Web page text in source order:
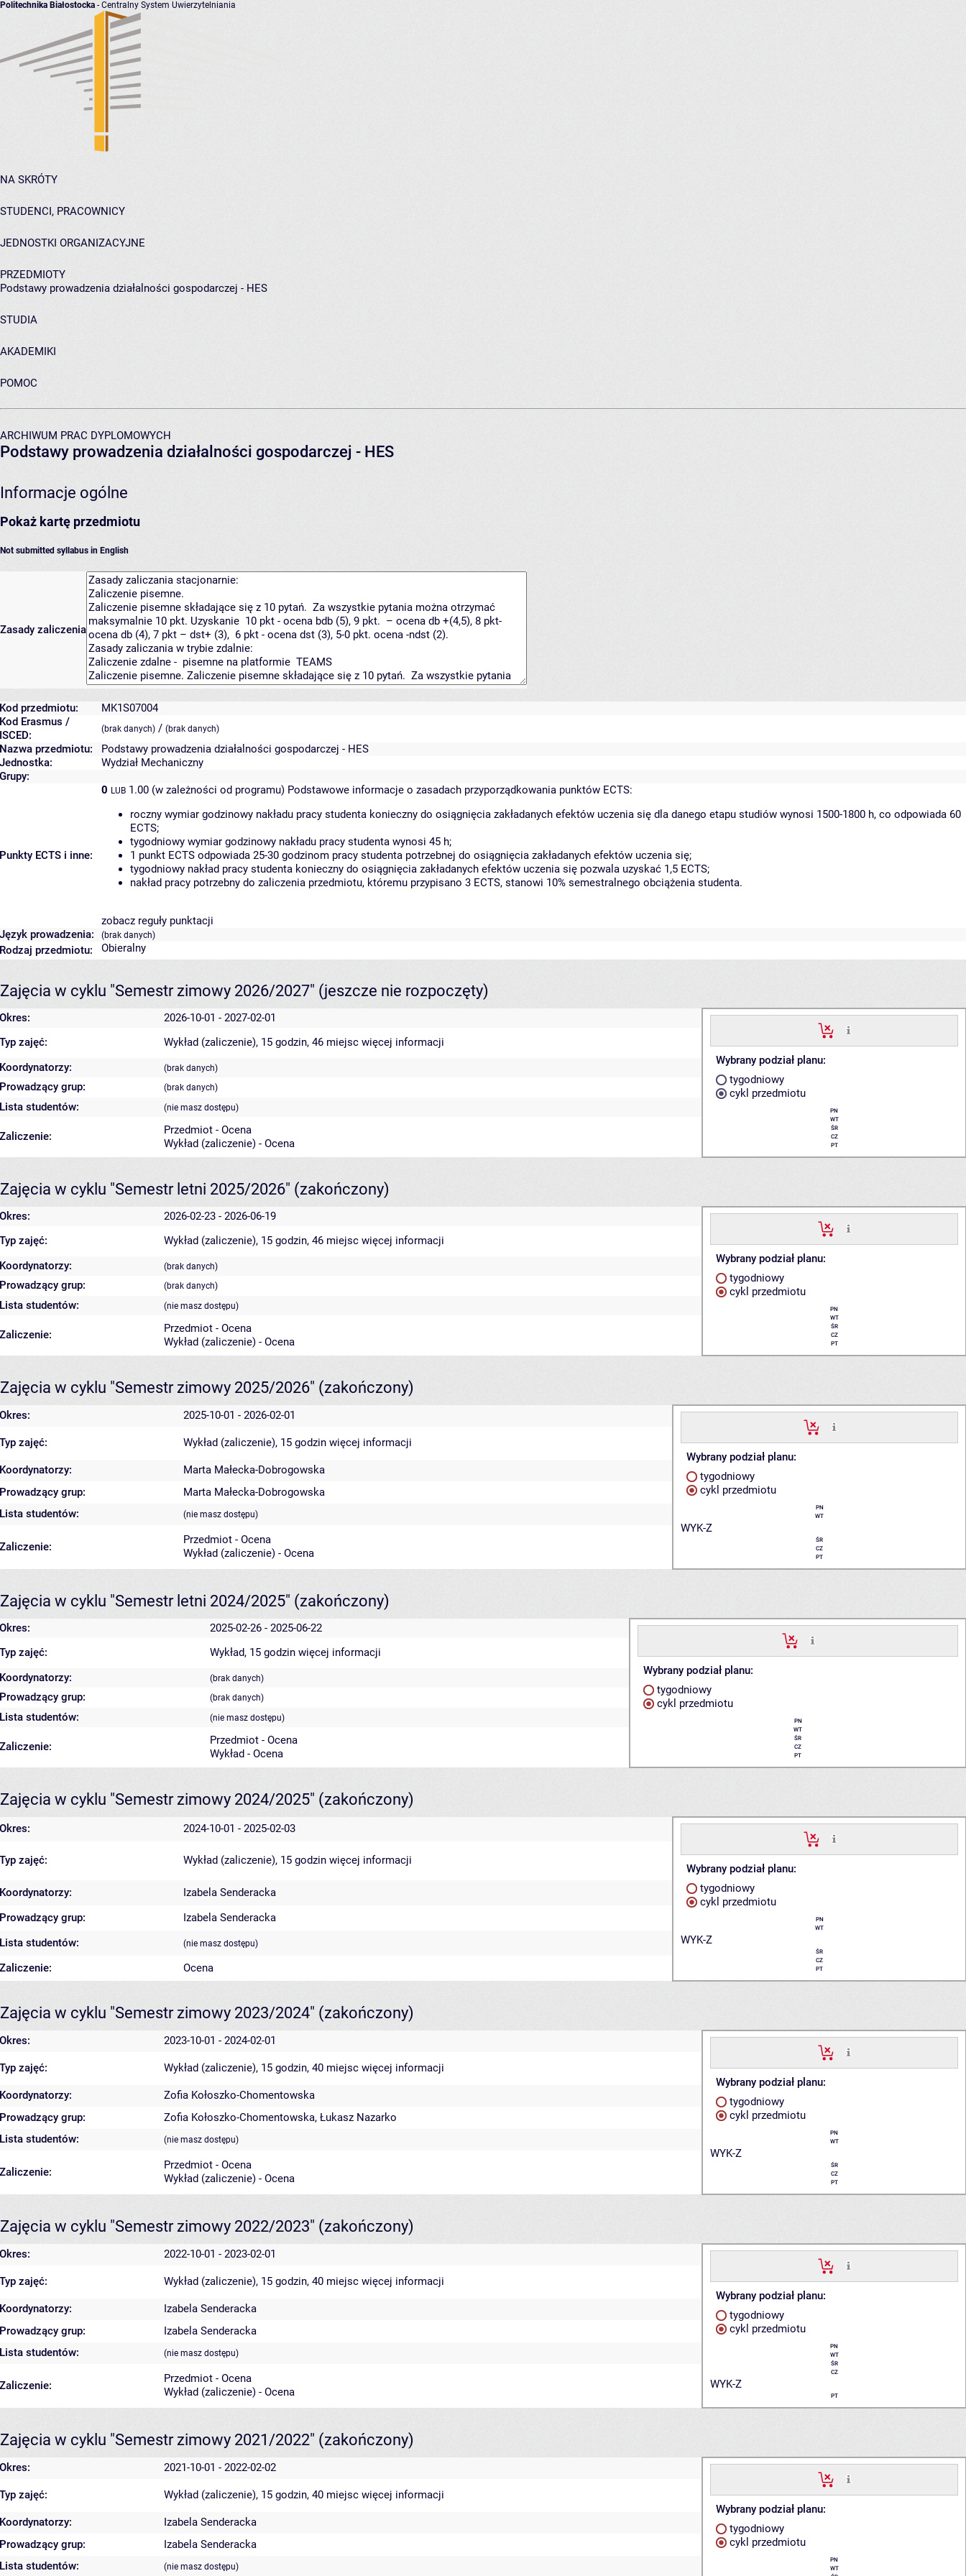
Politechnika Białostocka - Centralny System Uwierzytelniania
NA SKRÓTY
STUDENCI, PRACOWNICY
JEDNOSTKI ORGANIZACYJNE
PRZEDMIOTY
Podstawy prowadzenia działalności gospodarczej - HES
STUDIA
AKADEMIKI
POMOC
ARCHIWUM PRAC DYPLOMOWYCH
Podstawy prowadzenia działalności gospodarczej - HES
Informacje ogólne
Pokaż kartę przedmiotu
Not submitted syllabus in English
Zasady zaliczenia
Kod przedmiotu:
MK1S07004
Kod Erasmus /
ISCED:
(brak danych) / (brak danych)
Nazwa przedmiotu:
Podstawy prowadzenia działalności gospodarczej - HES
Jednostka:
Wydział Mechaniczny
Grupy:
Punkty ECTS i inne:
0 LUB 1.00 (w zależności od programu) Podstawowe informacje o zasadach przyporządkowania punktów ECTS:
roczny wymiar godzinowy nakładu pracy studenta konieczny do osiągnięcia zakładanych efektów uczenia się dla danego etapu studiów wynosi 1500-1800 h, co odpowiada 60
ECTS;
tygodniowy wymiar godzinowy nakładu pracy studenta wynosi 45 h;
1 punkt ECTS odpowiada 25-30 godzinom pracy studenta potrzebnej do osiągnięcia zakładanych efektów uczenia się;
tygodniowy nakład pracy studenta konieczny do osiągnięcia zakładanych efektów uczenia się pozwala uzyskać 1,5 ECTS;
nakład pracy potrzebny do zaliczenia przedmiotu, któremu przypisano 3 ECTS, stanowi 10% semestralnego obciążenia studenta.
zobacz reguły punktacji
Język prowadzenia:
(brak danych)
Rodzaj przedmiotu: Obieralny
Zajęcia w cyklu "Semestr zimowy 2026/2027" (jeszcze nie rozpoczęty)
Okres: 2026-10-01 - 2027-02-01
Wybrany podział planu:
tygodniowy
cykl przedmiotu
PN
WT
ŚR
CZ
PT
Typ zajęć: Wykład (zaliczenie), 15 godzin, 46 miejsc więcej informacji
Koordynatorzy:
(brak danych)
Prowadzący grup: (brak danych)
Lista studentów: (nie masz dostępu)
Zaliczenie:
Przedmiot - Ocena
Wykład (zaliczenie) - Ocena
Zajęcia w cyklu "Semestr letni 2025/2026" (zakończony)
Okres: 2026-02-23 - 2026-06-19
Wybrany podział planu:
tygodniowy
cykl przedmiotu
PN
WT
ŚR
CZ
PT
Typ zajęć: Wykład (zaliczenie), 15 godzin, 46 miejsc więcej informacji
Koordynatorzy:
(brak danych)
Prowadzący grup: (brak danych)
Lista studentów: (nie masz dostępu)
Zaliczenie:
Przedmiot - Ocena
Wykład (zaliczenie) - Ocena
Zajęcia w cyklu "Semestr zimowy 2025/2026" (zakończony)
Okres: 2025-10-01 - 2026-02-01
Wybrany podział planu:
tygodniowy
cykl przedmiotu
PN
WT
WYK-Z
ŚR
CZ
PT
Typ zajęć: Wykład (zaliczenie), 15 godzin więcej informacji
Koordynatorzy:
Marta Małecka-Dobrogowska
Prowadzący grup:
Marta Małecka-Dobrogowska
Lista studentów:
(nie masz dostępu)
Zaliczenie:
Przedmiot - Ocena
Wykład (zaliczenie) - Ocena
Zajęcia w cyklu "Semestr letni 2024/2025" (zakończony)
Okres: 2025-02-26 - 2025-06-22
Wybrany podział planu:
tygodniowy
cykl przedmiotu
PN
WT
ŚR
CZ
PT
Typ zajęć: Wykład, 15 godzin więcej informacji
Koordynatorzy:
(brak danych)
Prowadzący grup: (brak danych)
Lista studentów: (nie masz dostępu)
Zaliczenie:
Przedmiot - Ocena
Wykład - Ocena
Zajęcia w cyklu "Semestr zimowy 2024/2025" (zakończony)
Okres: 2024-10-01 - 2025-02-03
Wybrany podział planu:
tygodniowy
cykl przedmiotu
PN
WT
WYK-Z
ŚR
CZ
PT
Typ zajęć: Wykład (zaliczenie), 15 godzin więcej informacji
Koordynatorzy:
Izabela Senderacka
Prowadzący grup:
Izabela Senderacka
Lista studentów:
(nie masz dostępu)
Zaliczenie: Ocena
Zajęcia w cyklu "Semestr zimowy 2023/2024" (zakończony)
Okres: 2023-10-01 - 2024-02-01
Wybrany podział planu:
tygodniowy
cykl przedmiotu
PN
WT
WYK-Z
ŚR
CZ
PT
Typ zajęć: Wykład (zaliczenie), 15 godzin, 40 miejsc więcej informacji
Koordynatorzy:
Zofia Kołoszko-Chomentowska
Prowadzący grup:
Zofia Kołoszko-Chomentowska, Łukasz Nazarko
Lista studentów:
(nie masz dostępu)
Zaliczenie:
Przedmiot - Ocena
Wykład (zaliczenie) - Ocena
Zajęcia w cyklu "Semestr zimowy 2022/2023" (zakończony)
Okres: 2022-10-01 - 2023-02-01
Wybrany podział planu:
tygodniowy
cykl przedmiotu
PN
WT
ŚR
CZ
WYK-Z
PT
Typ zajęć: Wykład (zaliczenie), 15 godzin, 40 miejsc więcej informacji
Koordynatorzy:
Izabela Senderacka
Prowadzący grup:
Izabela Senderacka
Lista studentów:
(nie masz dostępu)
Zaliczenie:
Przedmiot - Ocena
Wykład (zaliczenie) - Ocena
Zajęcia w cyklu "Semestr zimowy 2021/2022" (zakończony)
Okres: 2021-10-01 - 2022-02-02
Wybrany podział planu:
tygodniowy
cykl przedmiotu
PN
WT
Typ zajęć: Wykład (zaliczenie), 15 godzin, 40 miejsc więcej informacji
Koordynatorzy:
Izabela Senderacka
Prowadzący grup:
Izabela Senderacka
Lista studentów:
(nie masz dostępu)